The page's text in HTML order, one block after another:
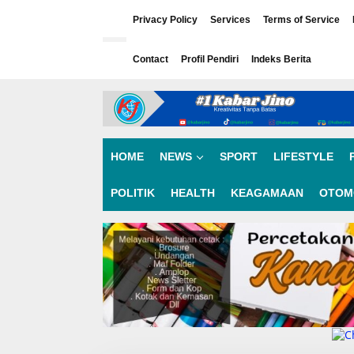
Privacy Policy Services Terms of Service
Contact Profil Pendiri Indeks Berita
HOME NEWS SPORT LIFESTYLE
POLITIK HEALTH KEAGAMAAN